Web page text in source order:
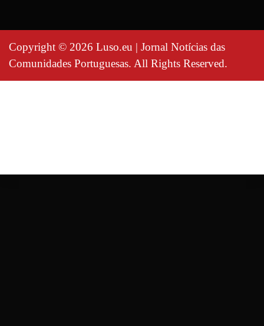
Copyright © 2026 Luso.eu | Jornal Notícias das
Comunidades Portuguesas. All Rights Reserved.